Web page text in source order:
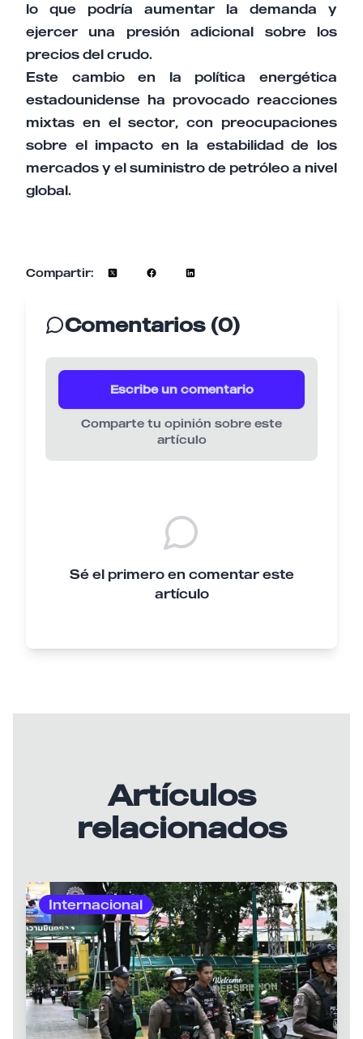
lo que podría aumentar la demanda y
ejercer una presión adicional sobre los
precios del crudo.
Este cambio en la política energética
estadounidense ha provocado reacciones
mixtas en el sector, con preocupaciones
sobre el impacto en la estabilidad de los
mercados y el suministro de petróleo a nivel
global.
Compartir:
Comentarios (0)
Escribe un comentario
Comparte tu opinión sobre este
artículo
Sé el primero en comentar este
artículo
Artículos
relacionados
Internacional